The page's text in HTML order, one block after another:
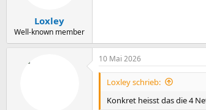
Loxley
Well-known member
10 Mai 2026
Loxley schrieb:
Konkret heisst das die 4